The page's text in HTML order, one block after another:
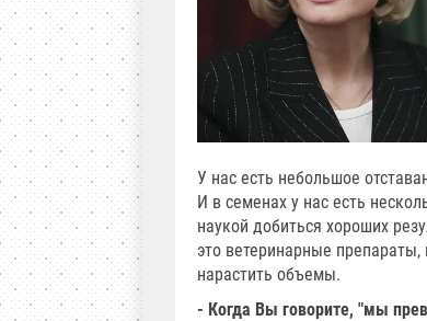
У нас есть небольшое
И в семенах у нас есть
наукой добиться хороших
это ветеринарные
нарастить объемы.
- Когда Вы говорите, "мы